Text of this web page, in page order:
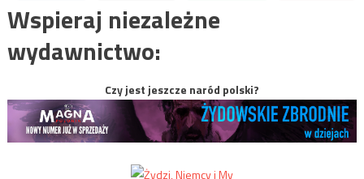
Wspieraj niezależne
wydawnictwo:
Czy jest jeszcze naród polski?